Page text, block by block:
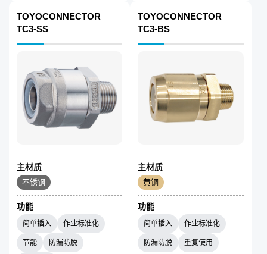
TOYOCONNECTOR
TC3-SS
主材质
不锈钢
功能
简单插入 作业标准化
节能 防漏防脱
TOYOCONNECTOR
TC3-BS
主材质
黄铜
功能
简单插入 作业标准化
防漏防脱 重复使用